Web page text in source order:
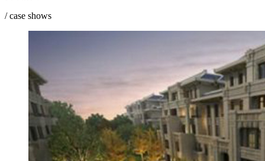
/ case shows